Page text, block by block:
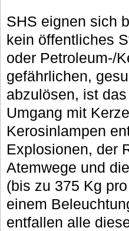
SHS eignen sich
kein öffentliches
oder Petroleum-/
gefährlichen,
abzulösen, ist
Umgang mit
Kerosinlampen
Explosionen, der
Atemwege und
(bis zu 375 Kg
einem
entfallen alle